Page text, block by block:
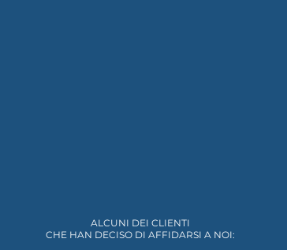
ALCUNI DEI CLIENTI
CHE HAN DECISO DI AFFIDARSI A NOI: